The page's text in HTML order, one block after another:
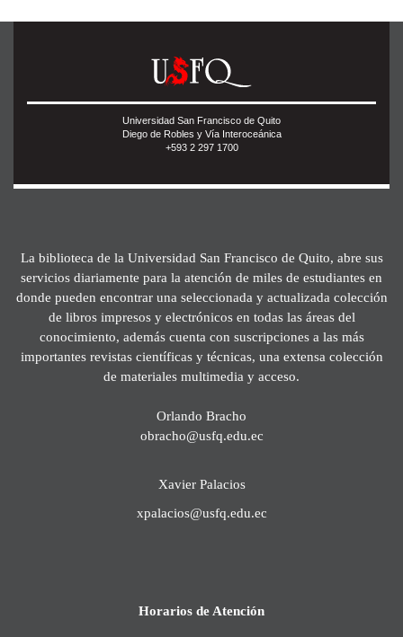
Universidad San Francisco de Quito
Diego de Robles y Vía Interoceánica
+593 2 297 1700
La biblioteca de la Universidad San Francisco de Quito, abre sus
servicios diariamente para la atención de miles de estudiantes en
donde pueden encontrar una seleccionada y actualizada colección
de libros impresos y electrónicos en todas las áreas del
conocimiento, además cuenta con suscripciones a las más
importantes revistas científicas y técnicas, una extensa colección
de materiales multimedia y acceso.
Orlando Bracho
obracho@usfq.edu.ec
Xavier Palacios
xpalacios@usfq.edu.ec
Horarios de Atención